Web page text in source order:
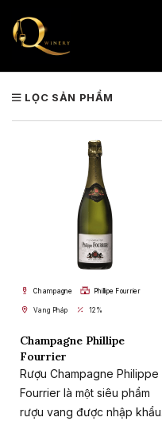
RƯỢU VANG
NHÀ SẢN XUẤT
KHUYẾN MẠI
LỌC SẢN PHẨM
Champagne Phillipe Fourrier
Vang Pháp 12%
Champagne Phillipe
Fourrier
Rượu Champagne Philippe
Fourrier là một siêu phẩm
rượu vang được nhập khẩu